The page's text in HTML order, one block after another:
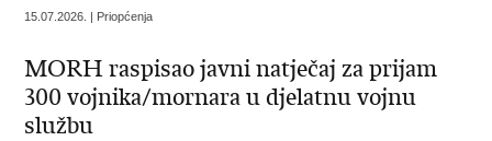
15.07.2026. | Priopćenja
MORH raspisao javni natječaj za prijam
300 vojnika/mornara u djelatnu vojnu
službu